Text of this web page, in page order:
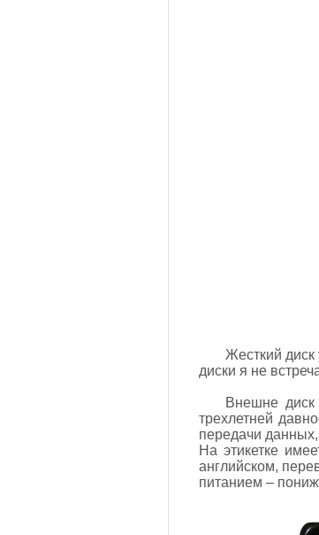
Жесткий
диски я не
Внешне
трехлетней
передачи
На этикетке
английском,
питанием –